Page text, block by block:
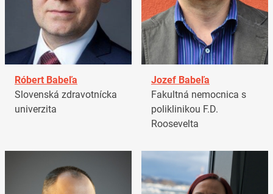
Róbert Babeľa
Slovenská zdravotnícka
univerzita
Jozef Babeľa
Fakultná nemocnica s
poliklinikou F.D.
Roosevelta